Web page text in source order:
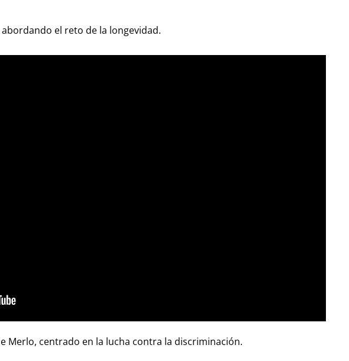
abordando el reto de la longevidad.
Merlo, centrado en la lucha contra la discriminación.